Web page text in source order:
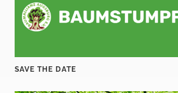
SAVE THE DATE